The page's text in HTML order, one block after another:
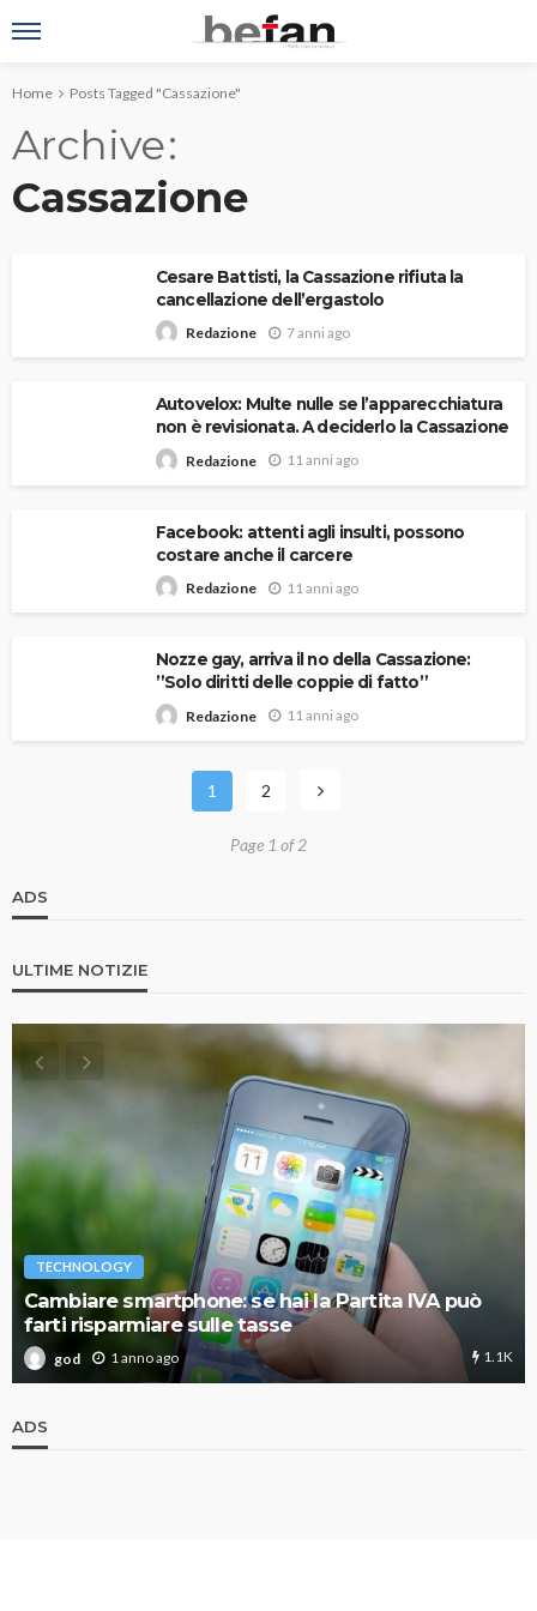
Home Posts Tagged "Cassazione"
Archive
Cassazione
Cesare Battisti, la Cassazione rifiuta la
cancellazione dell’ergastolo
Redazione 7 anni ago
Autovelox: Multe nulle se l’apparecchiatura
non è revisionata. A deciderlo la Cassazione
Redazione 11 anni ago
Facebook: attenti agli insulti, possono
costare anche il carcere
Redazione 11 anni ago
Nozze gay, arriva il no della Cassazione:
”Solo diritti delle coppie di fatto”
Redazione 11 anni ago
1 2
Page 1 of 2
ADS
ULTIME NOTIZIE
TECHNOLOGY
Cambiare smartphone: se hai la Partita IVA può
farti risparmiare sulle tasse
god 1 anno ago 1.1K
ADS